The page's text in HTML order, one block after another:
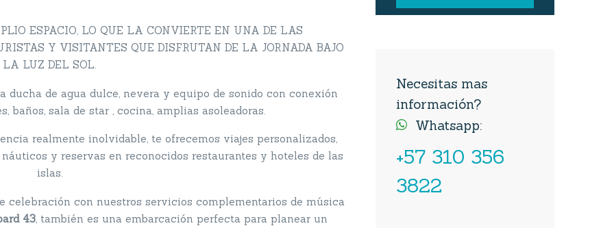
ESPACIO, LO QUE LA CONVIERTE EN UNA DE LAS
Y VISITANTES QUE DISFRUTAN DE LA JORNADA BAJO
LA LUZ DEL SOL.
ducha de agua dulce, nevera y equipo de sonido con conexión
baños, sala de star , cocina, amplias asoleadoras.
realmente inolvidable, te ofrecemos viajes personalizados,
y reservas en reconocidos restaurantes y hoteles de las
islas.
celebración con nuestros servicios complementarios de música
43 , también es una embarcación perfecta para planear un
Necesitas mas
información?
 Whatsapp:
+57 310 356
3822